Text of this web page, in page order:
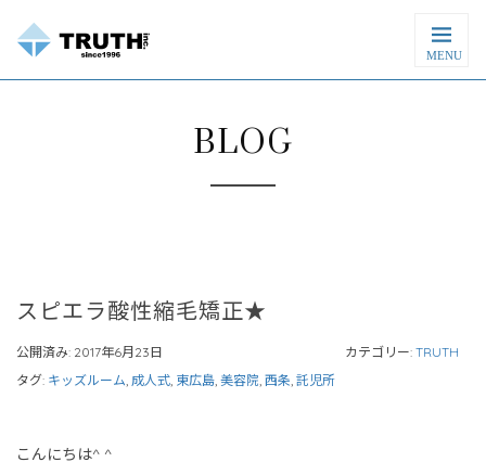
MENU
BLOG
スピエラ酸性縮毛矯正★
公開済み: 2017年6月23日 カテゴリー: TRUTH
タグ: キッズルーム, 成人式, 東広島, 美容院, 西条, 託児所
こんにちは^ ^